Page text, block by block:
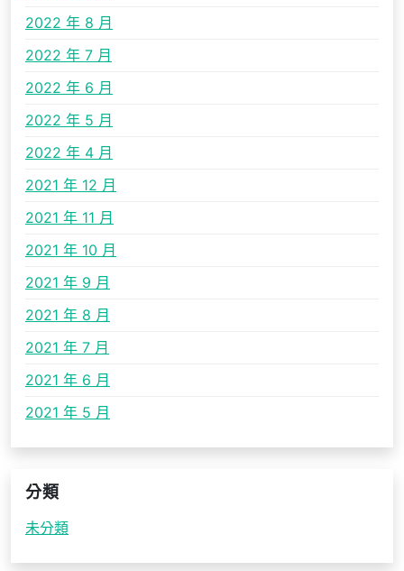
2022 年 8 月
2022 年 7 月
2022 年 6 月
2022 年 5 月
2022 年 4 月
2021 年 12 月
2021 年 11 月
2021 年 10 月
2021 年 9 月
2021 年 8 月
2021 年 7 月
2021 年 6 月
2021 年 5 月
分類
未分類